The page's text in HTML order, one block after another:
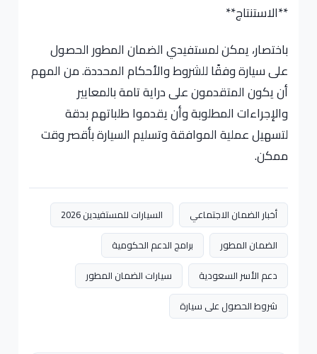
**الاستنتاج**
باختصار، يمكن لمستفيدي الضمان المطور الحصول
على سيارة وفقًا للشروط والأحكام المحددة. من المهم
أن يكون المتقدمون على دراية تامة بالمعايير
والإجراءات المطلوبة وأن يقدموا طلباتهم بدقة
لتسهيل عملية الموافقة وتسليم السيارة بأقصر وقت
ممكن.
أخبار الضمان الاجتماعي
السيارات للمستفيدين 2026
الضمان المطور
برامج الدعم الحكومية
دعم الأسر السعودية
سيارات الضمان المطور
شروط الحصول على سيارة